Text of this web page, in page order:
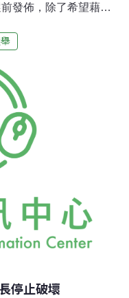
發佈，除了希望藉此
福利補助的政見。他
了開發利益，限縮原
的。「尊重原住民族
落自治」承諾書中提
原住民族同意權、爭
奔走，全國各地有20
鄉長、議員、代表的
蓮光復鄉鄉長的楊智
，對正名、還土地、
停止破壞